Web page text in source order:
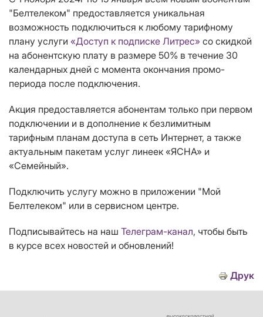
"Белтелеком" предоставляется уникальная
возможность подключиться к любому тарифному
плану услуги «Доступ к подписке Литрес» со скидкой
на абонентскую плату в размере 50% в течение 30
календарных дней с момента окончания промо-
периода после подключения.
Акция предоставляется абонентам только при первом
подключении и в дополнение к безлимитным
тарифным планам доступа в сеть Интернет, а также
актуальным пакетам услуг линеек «ЯСНА» и
«Семейный».
Подключить услугу можно в приложении "Мой
Белтелеком" или в сервисном центре.
Подписывайтесь на наш Телеграм-канал, чтобы быть
в курсе всех новостей и обновлений!
Друк